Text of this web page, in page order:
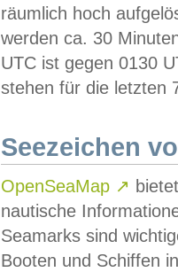
räumlich hoch
werden ca. 30
UTC ist gegen 0130
stehen für die letzten
Seezeichen
OpenSeaMap ↗
nautische
Seamarks sind
Booten und Schiffen